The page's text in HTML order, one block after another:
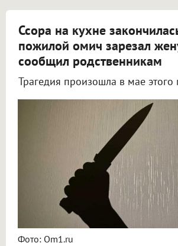
Ссора на кухне
пожилой омич зарезал
сообщил родственникам
Трагедия произошла в мае этого
Фото: Om1.ru